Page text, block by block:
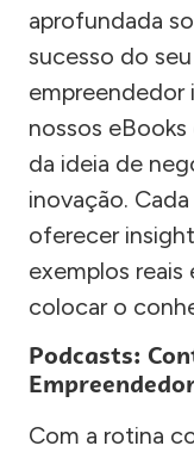
aprofundada
sucesso do
empreendedor
nossos
da ideia de
inovação.
oferecer
exemplos reais
colocar o
Podcasts:
Com a rotina